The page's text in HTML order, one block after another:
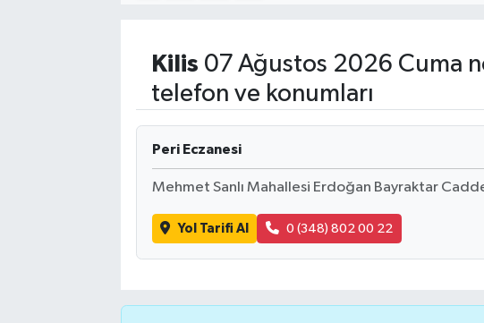
Kilis 07 Ağustos 2026 Cuma
telefon ve konumları
Peri Eczanesi
Mehmet Sanlı Mahallesi Erdoğan Bayraktar
Yol Tarifi Al 0 (348) 802 00 22